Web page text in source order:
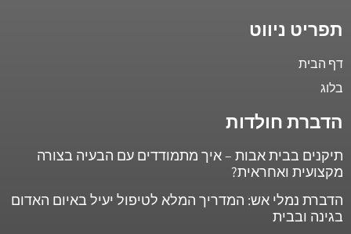
תפריט ניווט
דף הבית
בלוג
הדברת חולדות
תיקנים בבית אבות – איך מתמודדים עם הבעיה בצורה
מקצועית ואחראית?
הדברת נמלי אש: המדריך המלא לטיפול יעיל באיום האדום
בגינה ובבית